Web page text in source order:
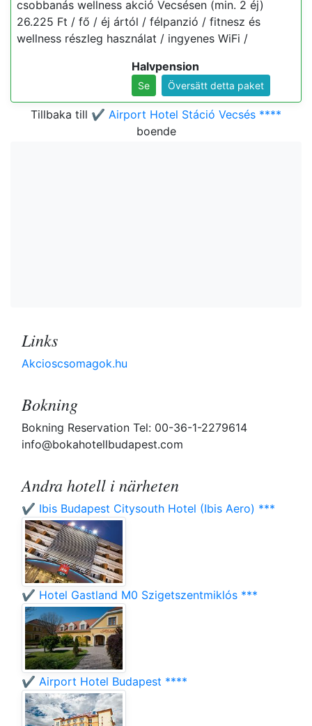
csobbanás wellness akció Vecsésen (min. 2 éj)
26.225 Ft / fő / éj ártól / félpanzió / fitnesz és
wellness részleg használat / ingyenes WiFi /
Halvpension
Se Översätt detta paket
Tillbaka till ✔️ Airport Hotel Stáció Vecsés ****
boende
Links
Akcioscsomagok.hu
Bokning
Bokning Reservation Tel: 00-36-1-2279614
info@bokahotellbudapest.com
Andra hotell i närheten
✔️ Ibis Budapest Citysouth Hotel (Ibis Aero) ***
✔️ Hotel Gastland M0 Szigetszentmiklós ***
✔️ Airport Hotel Budapest ****